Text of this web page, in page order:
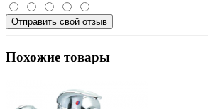
Отправить свой отзыв
Похожие товары